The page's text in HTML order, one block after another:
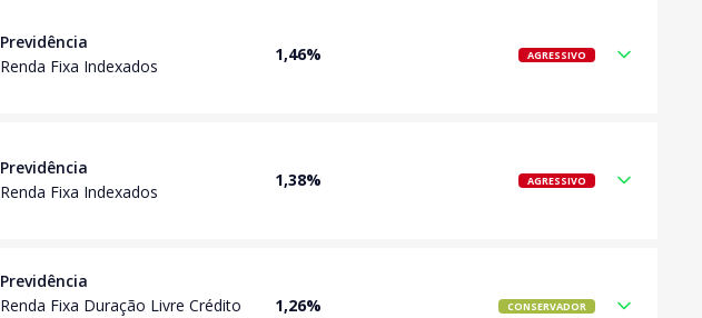
Previdência
Renda Fixa Indexados
1,46% AGRESSIVO
Previdência
Renda Fixa Indexados
1,38% AGRESSIVO
Previdência
Renda Fixa Duração Livre Crédito
1,26% CONSERVADOR